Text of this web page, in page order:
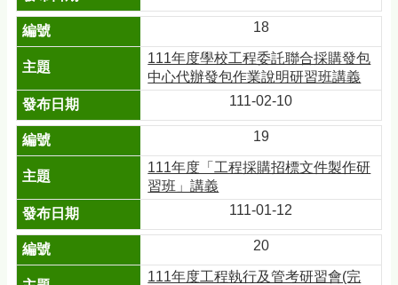
18
111年度學校工程委託聯合採購發包
中心代辦發包作業說明研習班講義
111-02-10
19
111年度「工程採購招標文件製作研
習班」講義
111-01-12
20
111年度工程執行及管考研習會(完